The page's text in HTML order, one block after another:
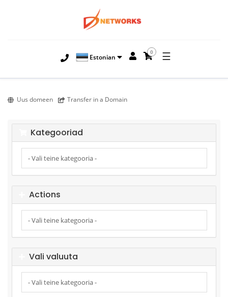
Estonian
0 ☰
Uus domeen Transfer in a Domain
Kategooriad
Actions
Vali valuuta